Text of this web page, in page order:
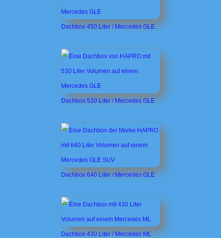
Dachbox 450 Liter / Mercedes GLE
Dachbox 530 Liter / Mercedes GLE
Dachbox 640 Liter / Mercedes GLE
Dachbox 430 Liter / Mercedes ML